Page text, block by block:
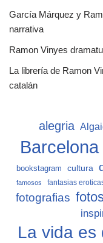
García Márquez y
narrativa
Ramon Vinyes
La librería de Ramon
catalán
alegria
bookstagram cultura
famosos fantasias
fotografias
La vida es